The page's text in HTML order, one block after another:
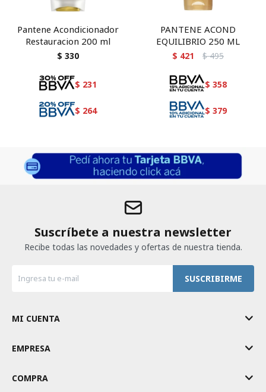
Pantene Acondicionador
Restauracion 200 ml
$ 330
$ 231
$ 264
PANTENE ACOND
EQUILIBRIO 250 ML
$ 421 $ 495
$ 358
$ 379
Suscríbete a nuestra newsletter
Recibe todas las novedades y ofertas de nuestra tienda.
SUSCRIBIRME
MI CUENTA
EMPRESA
COMPRA